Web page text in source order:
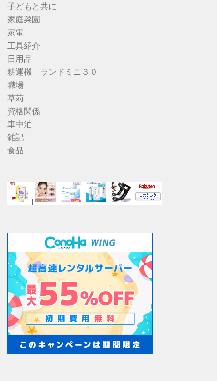
子どもと共に
家庭菜園
家電
工具紹介
日用品
耕運機 ランドミニ３０
職場
草苅
資格関係
車中泊
雑記
食品